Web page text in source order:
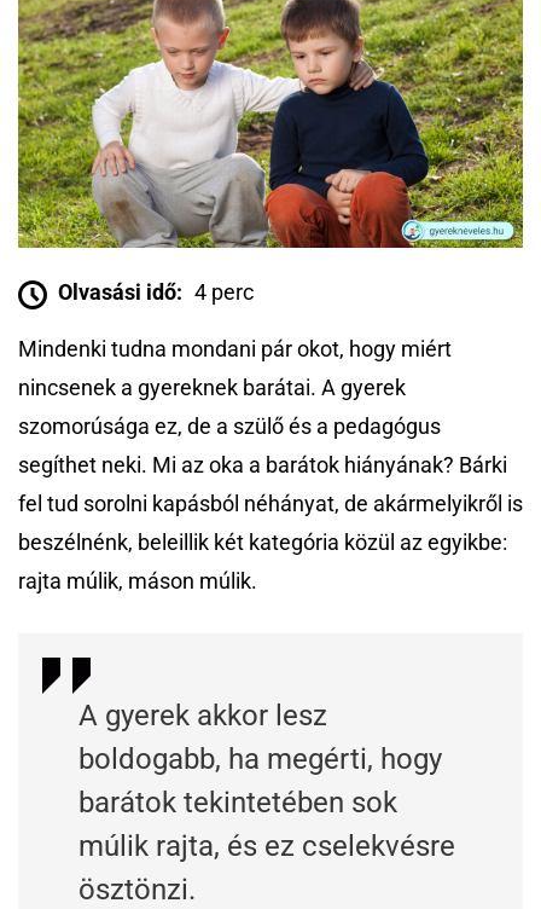
Olvasási idő: 4 perc
Mindenki tudna mondani pár okot, hogy miért
nincsenek a gyereknek barátai. A gyerek
szomorúsága ez, de a szülő és a pedagógus
segíthet neki. Mi az oka a barátok hiányának? Bárki
fel tud sorolni kapásból néhányat, de akármelyikről is
beszélnénk, beleillik két kategória közül az egyikbe:
rajta múlik, máson múlik.
A gyerek akkor lesz
boldogabb, ha megérti, hogy
barátok tekintetében sok
múlik rajta, és ez cselekvésre
ösztönzi.